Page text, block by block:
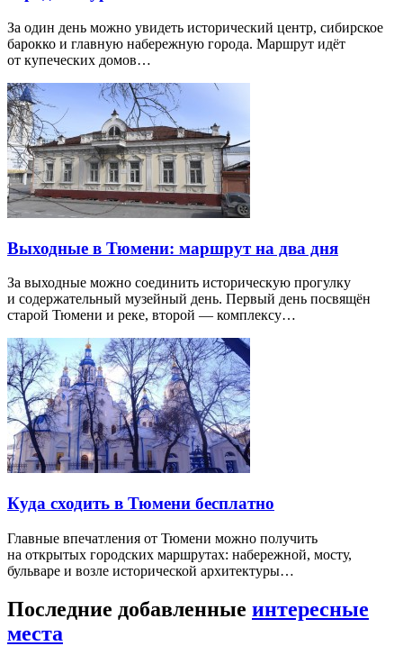
За один день можно увидеть исторический центр, сибирское
барокко и главную набережную города. Маршрут идёт
от купеческих домов…
Выходные в Тюмени: маршрут на два дня
За выходные можно соединить историческую прогулку
и содержательный музейный день. Первый день посвящён
старой Тюмени и реке, второй — комплексу…
Куда сходить в Тюмени бесплатно
Главные впечатления от Тюмени можно получить
на открытых городских маршрутах: набережной, мосту,
бульваре и возле исторической архитектуры…
Последние добавленные интересные
места